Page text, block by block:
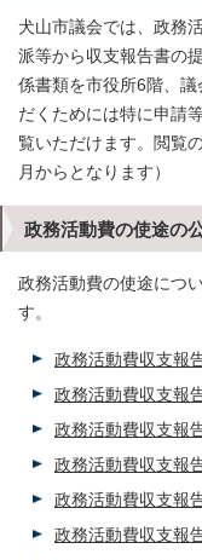
犬山市議会では、政務
派等から収支報告書の
係書類を市役所6階、
だくためには特に申請
覧いただけます。閲覧
月からとなります）
政務活動費の使途の
政務活動費の使途につ
す。
政務活動費収支報
政務活動費収支報
政務活動費収支報
政務活動費収支報
政務活動費収支報
政務活動費収支報